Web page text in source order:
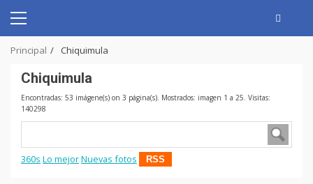
content
Primary
Principal Chiquimula
Chiquimula
Encontradas: 53 imágene(s) on 3 página(s). Mostrados: imagen 1 a 25. Visitas:
140298
360s Lo mejorNuevas fotos RSS